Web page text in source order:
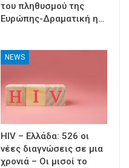
του πληθυσμού της
Ευρώπης-Δραματική η…
NEWS
HIV – Ελλάδα: 526 οι
νέες διαγνώσεις σε μια
χρονιά – Οι μισοί το